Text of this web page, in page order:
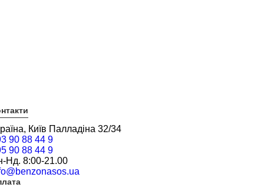
Київ Палладіна 32/34
90 88 44 9
90 88 44 9
Нд. 8:00-21.00